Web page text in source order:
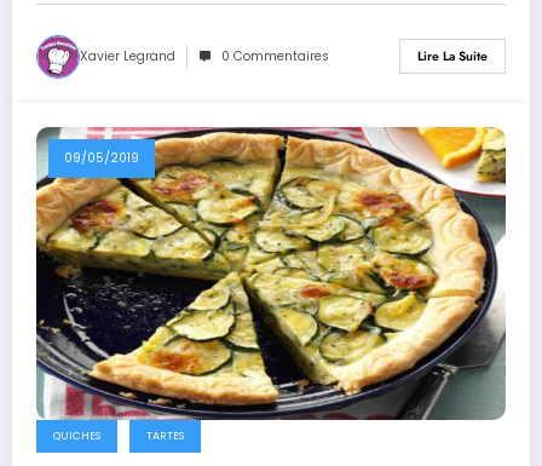
Xavier Legrand 0 Commentaires Lire La Suite
09/05/2019
QUICHES TARTES